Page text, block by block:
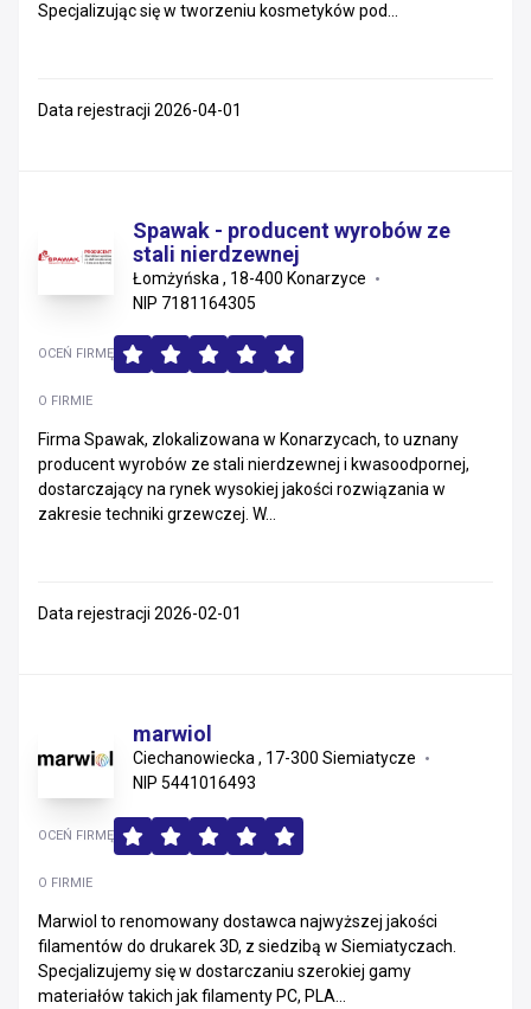
Specjalizując się w tworzeniu kosmetyków pod...
Data rejestracji 2026-04-01
Spawak - producent wyrobów ze
stali nierdzewnej
Łomżyńska , 18-400 Konarzyce
NIP 7181164305
O FIRMIE
Firma Spawak, zlokalizowana w Konarzycach, to uznany
producent wyrobów ze stali nierdzewnej i kwasoodpornej,
dostarczający na rynek wysokiej jakości rozwiązania w
zakresie techniki grzewczej. W...
OCEŃ FIRMĘ
Data rejestracji 2026-02-01
marwiol
Ciechanowiecka , 17-300 Siemiatycze
NIP 5441016493
O FIRMIE
Marwiol to renomowany dostawca najwyższej jakości
filamentów do drukarek 3D, z siedzibą w Siemiatyczach.
Specjalizujemy się w dostarczaniu szerokiej gamy
materiałów takich jak filamenty PC, PLA...
OCEŃ FIRMĘ